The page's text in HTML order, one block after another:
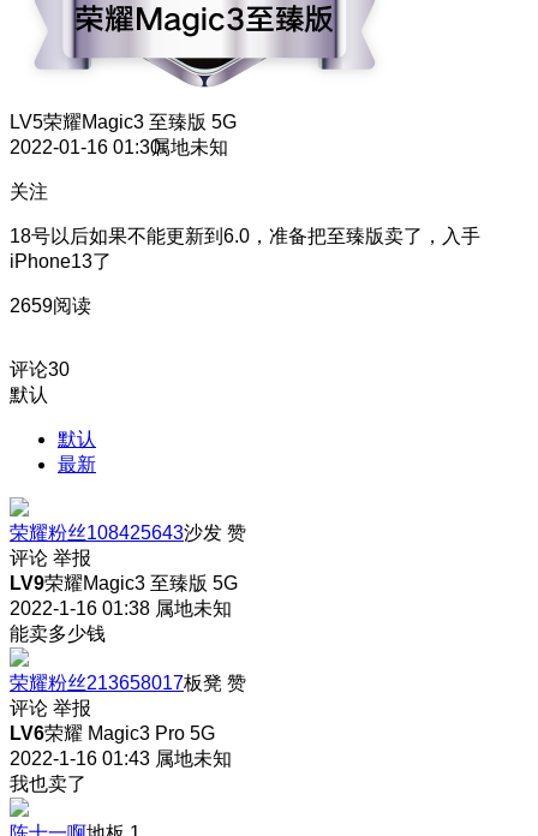
LV5荣耀Magic3 至臻版 5G
2022-01-16 01:30属地未知
关注
18号以后如果不能更新到6.0，准备把至臻版卖了，入手
iPhone13了
2659阅读
评论30
默认
默认
最新
荣耀粉丝108425643沙发 赞
评论 举报
LV9荣耀Magic3 至臻版 5G
2022-1-16 01:38 属地未知
能卖多少钱
荣耀粉丝213658017板凳 赞
评论 举报
LV6荣耀 Magic3 Pro 5G
2022-1-16 01:43 属地未知
我也卖了